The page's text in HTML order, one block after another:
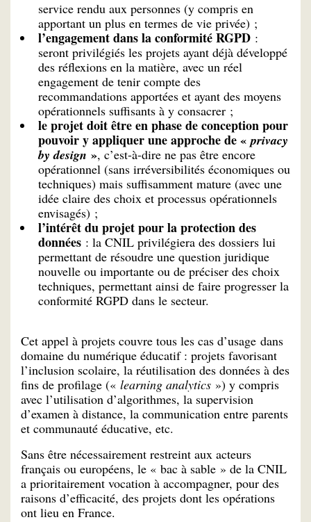
service rendu aux personnes (y compris en
apportant un plus en termes de vie privée) ;
l’engagement dans la conformité RGPD :
seront privilégiés les projets ayant déjà développé
des réflexions en la matière, avec un réel
engagement de tenir compte des
recommandations apportées et ayant des moyens
opérationnels suffisants à y consacrer ;
le projet doit être en phase de conception pour
pouvoir y appliquer une approche de «privacy
by design », c’est-à-dire ne pas être encore
opérationnel (sans irréversibilités économiques ou
techniques) mais suffisamment mature (avec une
idée claire des choix et processus opérationnels
envisagés) ;
l’intérêt du projet pour la protection des
données : la CNIL privilégiera des dossiers lui
permettant de résoudre une question juridique
nouvelle ou importante ou de préciser des choix
techniques, permettant ainsi de faire progresser la
conformité RGPD dans le secteur.
Cet appel à projets couvre tous les cas d’usage dans
domaine du numérique éducatif : projets favorisant
l’inclusion scolaire, la réutilisation des données à des
fins de profilage (« learning analytics ») y compris
avec l’utilisation d’algorithmes, la supervision
d’examen à distance, la communication entre parents
et communauté éducative, etc.
Sans être nécessairement restreint aux acteurs
français ou européens, le « bac à sable » de la CNIL
a prioritairement vocation à accompagner, pour des
raisons d’efficacité, des projets dont les opérations
ont lieu en France.